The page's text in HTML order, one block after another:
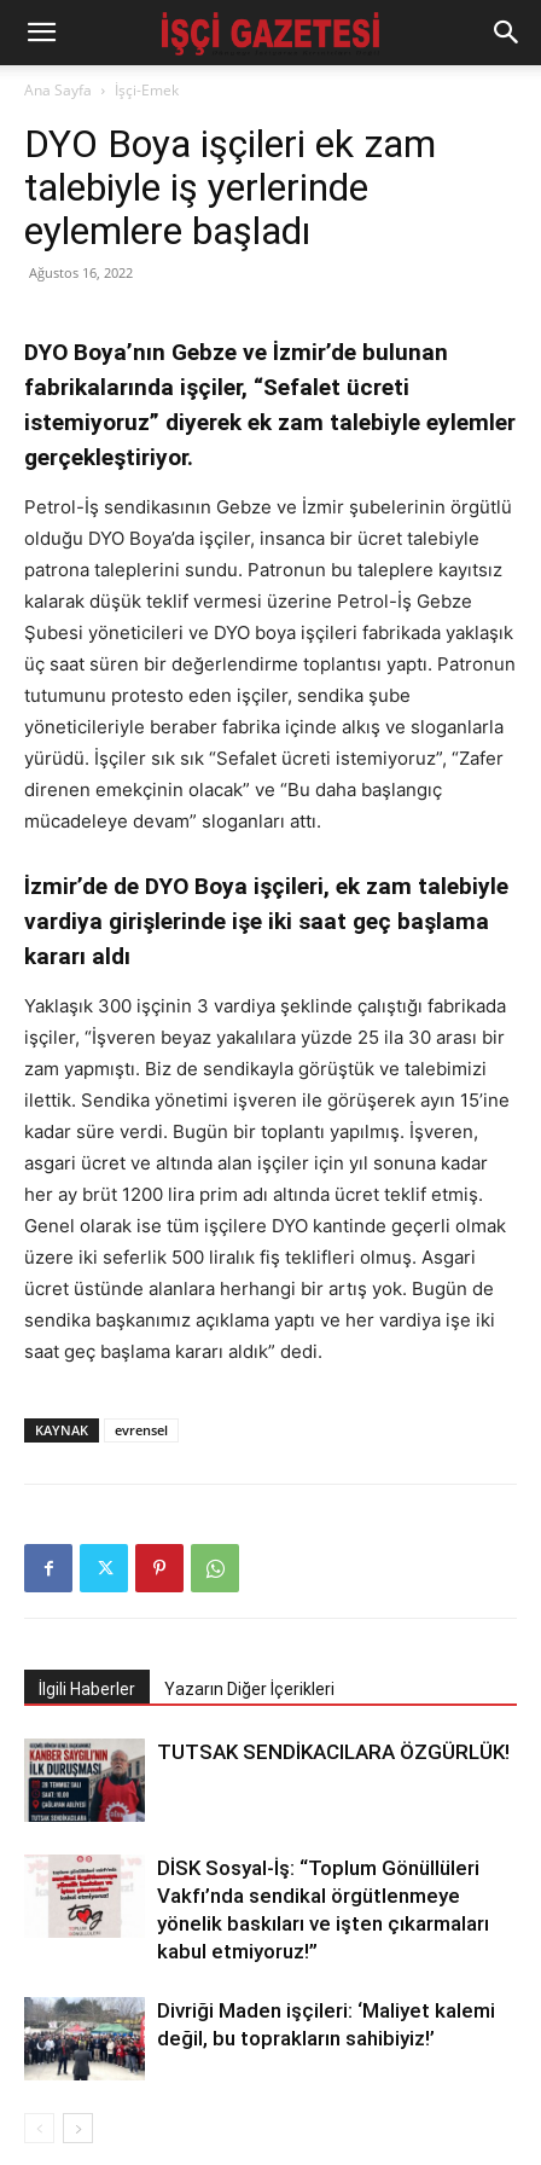
Ana Sayfa İşçi-Emek
DYO Boya işçileri ek zam
talebiyle iş yerlerinde
eylemlere başladı
Ağustos 16, 2022
DYO Boya’nın Gebze ve İzmir’de bulunan
fabrikalarında işçiler, “Sefalet ücreti
istemiyoruz” diyerek ek zam talebiyle eylemler
gerçekleştiriyor.
Petrol-İş sendikasının Gebze ve İzmir şubelerinin örgütlü
olduğu DYO Boya’da işçiler, insanca bir ücret talebiyle
patrona taleplerini sundu. Patronun bu taleplere kayıtsız
kalarak düşük teklif vermesi üzerine Petrol-İş Gebze
Şubesi yöneticileri ve DYO boya işçileri fabrikada yaklaşık
üç saat süren bir değerlendirme toplantısı yaptı. Patronun
tutumunu protesto eden işçiler, sendika şube
yöneticileriyle beraber fabrika içinde alkış ve sloganlarla
yürüdü. İşçiler sık sık “Sefalet ücreti istemiyoruz”, “Zafer
direnen emekçinin olacak” ve “Bu daha başlangıç
mücadeleye devam” sloganları attı.
İzmir’de de DYO Boya işçileri, ek zam talebiyle
vardiya girişlerinde işe iki saat geç başlama
kararı aldı
Yaklaşık 300 işçinin 3 vardiya şeklinde çalıştığı fabrikada
işçiler, “İşveren beyaz yakalılara yüzde 25 ila 30 arası bir
zam yapmıştı. Biz de sendikayla görüştük ve talebimizi
ilettik. Sendika yönetimi işveren ile görüşerek ayın 15’ine
kadar süre verdi. Bugün bir toplantı yapılmış. İşveren,
asgari ücret ve altında alan işçiler için yıl sonuna kadar
her ay brüt 1200 lira prim adı altında ücret teklif etmiş.
Genel olarak ise tüm işçilere DYO kantinde geçerli olmak
üzere iki seferlik 500 liralık fiş teklifleri olmuş. Asgari
ücret üstünde alanlara herhangi bir artış yok. Bugün de
sendika başkanımız açıklama yaptı ve her vardiya işe iki
saat geç başlama kararı aldık” dedi.
KAYNAK evrensel
İlgili Haberler Yazarın Diğer İçerikleri
TUTSAK SENDİKACILARA ÖZGÜRLÜK!
DİSK Sosyal-İş: “Toplum Gönüllüleri
Vakfı’nda sendikal örgütlenmeye
yönelik baskıları ve işten çıkarmaları
kabul etmiyoruz!”
Divriği Maden işçileri: ‘Maliyet kalemi
değil, bu toprakların sahibiyiz!’